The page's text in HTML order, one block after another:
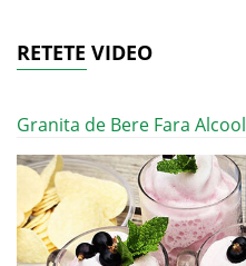
RETETE VIDEO
Granita de Bere Fara Alcool